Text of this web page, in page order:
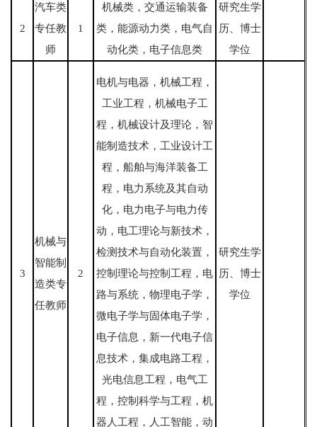
2
汽车类
专任教
师
1
机械类，交通运输装备
类，能源动力类，电气自
动化类，电子信息类
研究生学
历、博士
学位
3
机械与
智能制
造类专
任教师
2
电机与电器，机械工程，
工业工程，机械电子工
程，机械设计及理论，智
能制造技术，工业设计工
程，船舶与海洋装备工
程，电力系统及其自动
化，电力电子与电力传
动，电工理论与新技术，
检测技术与自动化装置，
控制理论与控制工程，电
路与系统，物理电子学，
微电子学与固体电子学，
电子信息，新一代电子信
息技术，集成电路工程，
光电信息工程，电气工
程，控制科学与工程，机
器人工程，人工智能，动
研究生学
历、博士
学位